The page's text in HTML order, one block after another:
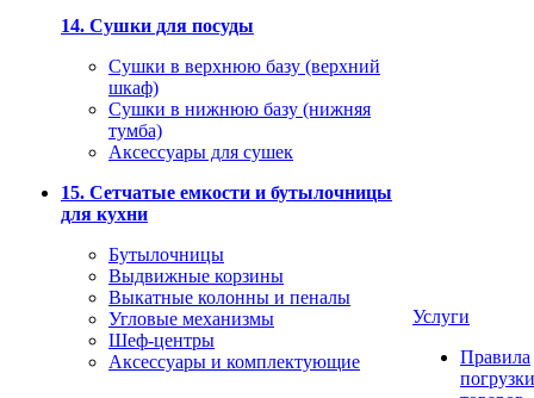
14. Сушки для посуды
Сушки в верхнюю базу (верхний
шкаф)
Сушки в нижнюю базу (нижняя
тумба)
Аксессуары для сушек
15. Сетчатые емкости и бутылочницы
для кухни
Бутылочницы
Выдвижные корзины
Выкатные колонны и пеналы
Угловые механизмы
Шеф-центры
Аксессуары и комплектующие
Услуги
Правила
погрузки